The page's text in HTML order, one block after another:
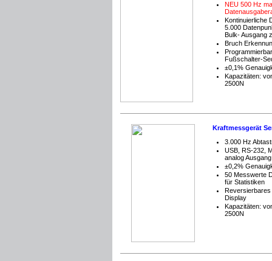
NEU 500 Hz
Kontinuierliche
5.000
Bulk- Ausgang
Bruch
Fußschalter-
±0,1%
Kapazitäten:
2500N
Kraftmessgerät
3.000 Hz
USB, RS-232,
analog Ausgang
±0,2%
50 Messwerte
für Statistiken
Display
Kapazitäten:
2500N